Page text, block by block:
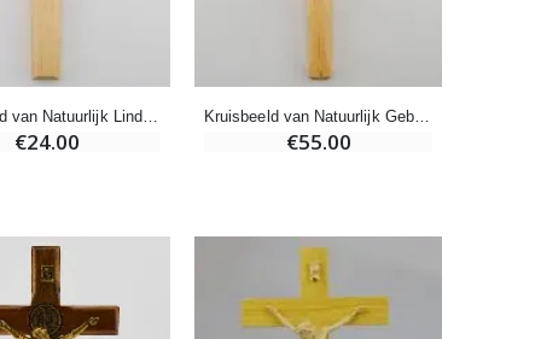
-25%
Kruisbeeld van Natuurlijk Lindenhout - 22cm
€24.00
Kruisbeeld van Natuurlijk Gebogen Lindenhout - 22cm
€55.00